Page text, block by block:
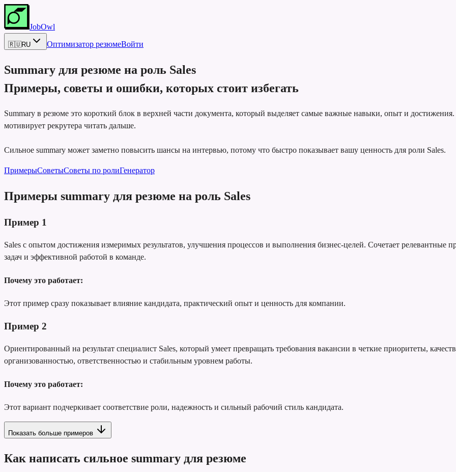
JobOwl
🇷🇺RU Оптимизатор резюмеВойти
Summary для резюме на роль Sales
Примеры, советы и ошибки, которых стоит избегать
Summary в резюме это короткий блок в верхней части документа, который выделяет самые важные навыки, опыт и
мотивирует рекрутера читать дальше.
Сильное summary может заметно повысить шансы на интервью, потому что быстро показывает вашу ценность для роли Sales.
ПримерыСоветыСоветы по ролиГенератор
Примеры summary для резюме на роль Sales
Пример 1
Sales с опытом достижения измеримых результатов, улучшения процессов и выполнения бизнес-целей. Сочетает
задач и эффективной работой в команде.
Почему это работает:
Этот пример сразу показывает влияние кандидата, практический опыт и ценность для компании.
Пример 2
Ориентированный на результат специалист Sales, который умеет превращать требования вакансии в четкие приоритеты,
организованностью, ответственностью и стабильным уровнем работы.
Почему это работает:
Этот вариант подчеркивает соответствие роли, надежность и сильный рабочий стиль кандидата.
Показать больше примеров
Как написать сильное summary для резюме